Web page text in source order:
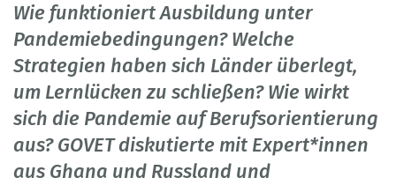
Wie funktioniert Ausbildung unter
Pandemiebedingungen? Welche
Strategien haben sich Länder überlegt,
um Lernlücken zu schließen? Wie wirkt
sich die Pandemie auf Berufsorientierung
aus? GOVET diskutierte mit Expert*innen
aus Ghana und Russland und